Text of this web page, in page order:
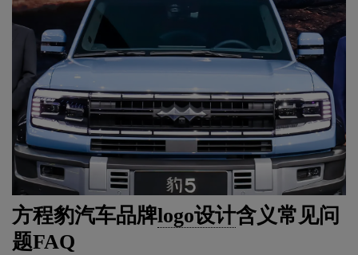
方程豹汽车品牌logo设计含义常见问
题FAQ